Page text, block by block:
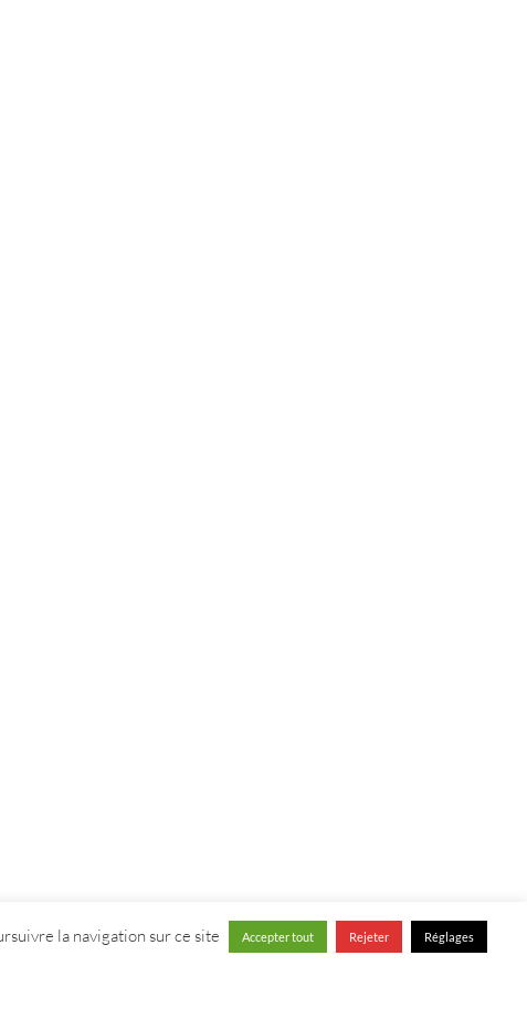
la navigation sur ce site Accepter tout Rejeter Réglages